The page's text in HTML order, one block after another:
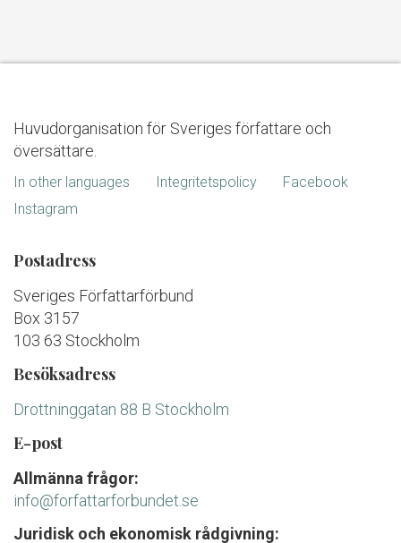
Huvudorganisation för Sveriges författare och
översättare.
In other languages Integritetspolicy
Facebook
Instagram
Postadress
Sveriges Författarförbund
Box 3157
103 63 Stockholm
Besöksadress
Drottninggatan 88 B Stockholm
E-post
Allmänna frågor:
info@forfattarforbundet.se
Juridisk och ekonomisk rådgivning: